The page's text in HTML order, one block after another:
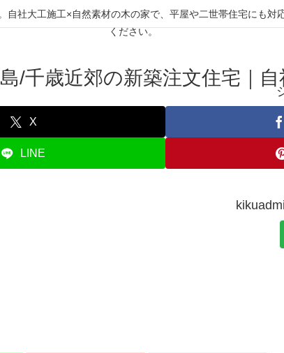
社大工施工×自然素材の木の家で、平屋や二世帯住宅にも
ください。
/千歳近郊の新築注文住宅｜
X
LINE